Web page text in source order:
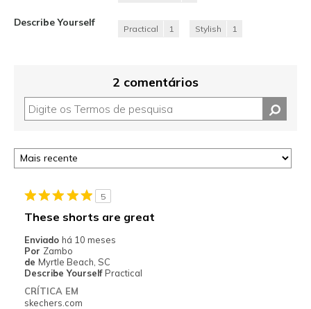
Describe Yourself
Practical 1 Stylish 1
2 comentários
5
These shorts are great
Enviado há 10 meses
Por Zambo
de Myrtle Beach, SC
Describe Yourself Practical
CRÍTICA EM
skechers.com